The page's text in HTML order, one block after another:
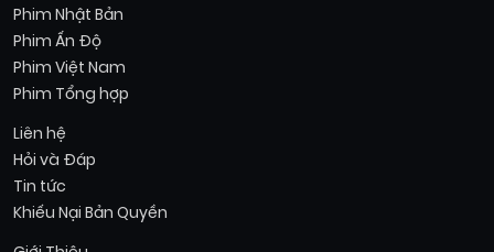
Phim Nhật Bản
Phim Ấn Độ
Phim Việt Nam
Phim Tổng hợp
Liên hệ
Hỏi và Đáp
Tin tức
Khiếu Nại Bản Quyền